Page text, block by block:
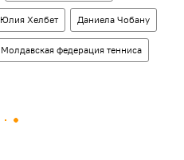
Юлия Хелбет Даниела Чобану
Молдавская федерация тенниса